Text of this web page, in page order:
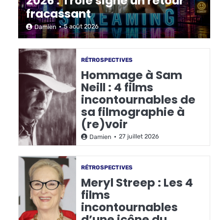
fracassant
Damien 5 août 2026
RÉTROSPECTIVES
Hommage à Sam
Neill : 4 films
incontournables de
sa filmographie à
(re)voir
Damien 27 juillet 2026
RÉTROSPECTIVES
Meryl Streep : Les 4
films
incontournables